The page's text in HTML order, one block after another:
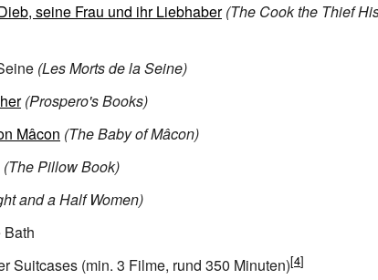
seine Frau und ihr Liebhaber (The Cook the Thief
(Les Morts de la Seine)
(Prospero's Books)
Mâcon (The Baby of Mâcon)
(The Pillow Book)
and a Half Women)
Bath
Suitcases (min. 3 Filme, rund 350 Minuten)